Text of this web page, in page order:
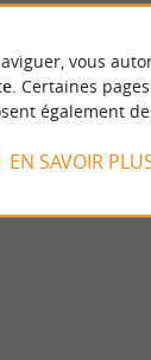
vous
. Certaines
également
EN SAVOIR